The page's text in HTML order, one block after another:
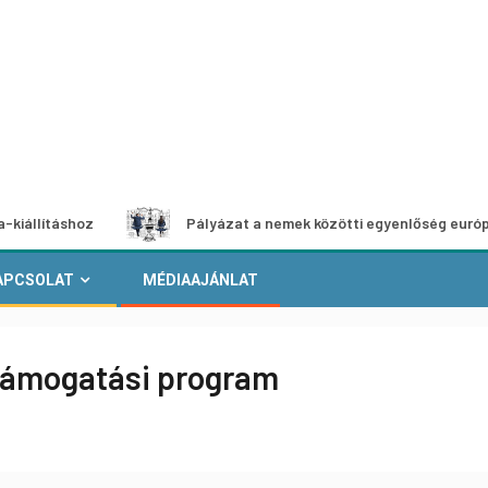
Pályázat a nemek közötti egyenlőség európai
MÉDIAAJÁNLAT
program